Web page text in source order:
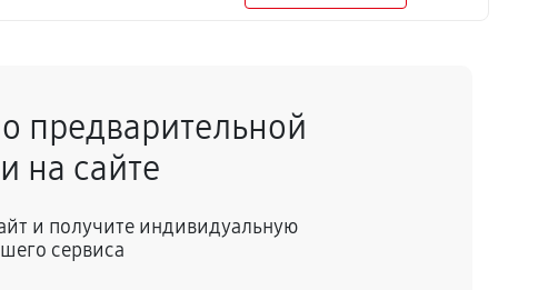
предварительной
на сайте
и получите индивидуальную
сервиса